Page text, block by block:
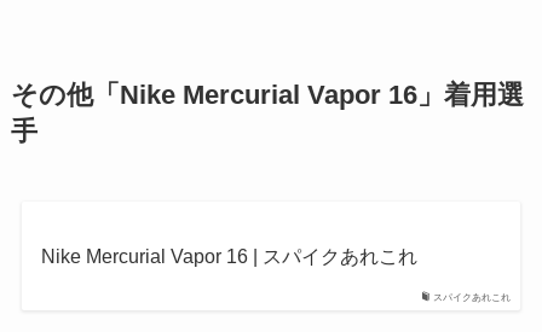
その他「Nike Mercurial Vapor 16」着用選
手
スパイクあれこれ
Nike Mercurial Vapor 16 | スパイクあれこれ